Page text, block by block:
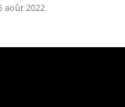
août 2022